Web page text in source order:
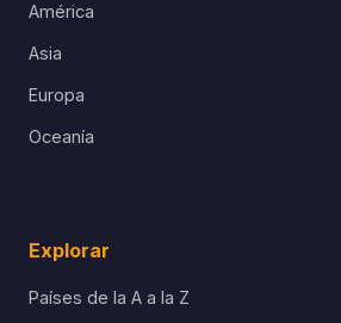
América
Asia
Europa
Oceanía
Explorar
Países de la A a la Z